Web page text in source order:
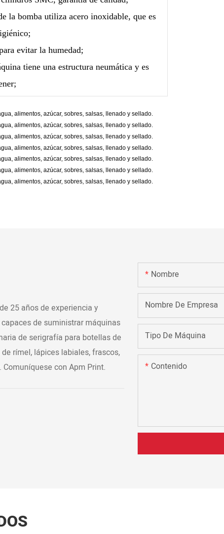
la bomba utiliza acero inoxidable, que es
evitar la humedad;
tiene una estructura neumática y es
25 años de experiencia y
de suministrar máquinas
de serigrafía para botellas de
rímel, lápices labiales, frascos,
con Apm Print.
Nombre
Nombre De Empresa
Tipo De Máquina
Contenido